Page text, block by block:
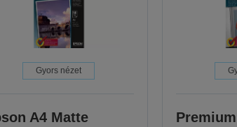
Gyors nézet
A4 Matte